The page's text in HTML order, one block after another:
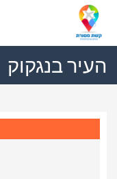
העיר בנגקוק